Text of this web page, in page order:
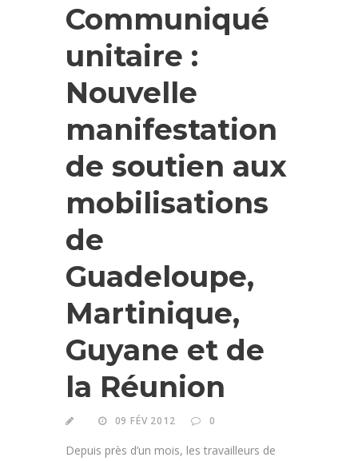
Communiqué
unitaire :
Nouvelle
manifestation
de soutien aux
mobilisations
de
Guadeloupe,
Martinique,
Guyane et de
la Réunion
09 FÉV 2012 0
Depuis près d’un mois, les travailleurs de